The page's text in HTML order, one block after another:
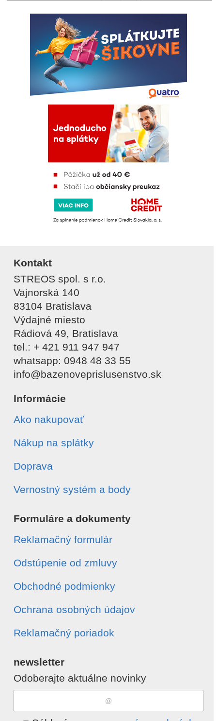
Kontakt
STREOS spol. s r.o.
Vajnorská 140
83104 Bratislava
Výdajné miesto
Rádiová 49, Bratislava
tel.: + 421 911 947 947
whatsapp: 0948 48 33 55
info@bazenoveprislusenstvo.sk
Informácie
Ako nakupovať
Nákup na splátky
Doprava
Vernostný systém a body
Formuláre a dokumenty
Reklamačný formulár
Odstúpenie od zmluvy
Obchodné podmienky
Ochrana osobných údajov
Reklamačný poriadok
newsletter
Odoberajte aktuálne novinky